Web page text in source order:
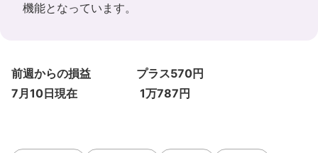
機能となっています。
前週からの損益 プラス570円
7月10日現在 1万787円